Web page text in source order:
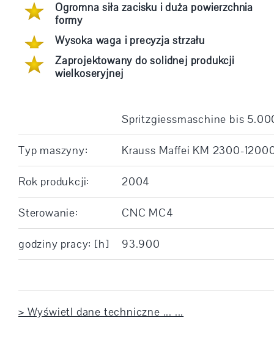
Ogromna siła zacisku i duża powierzchnia
formy
Wysoka waga i precyzja strzału
Zaprojektowany do solidnej produkcji
wielkoseryjnej
Spritzgiessmaschine bis
Typ maszyny: Krauss Maffei KM 2300-
Rok produkcji: 2004
Sterowanie: CNC MC4
godziny pracy: [h] 93.900
> Wyświetl dane techniczne ... ...